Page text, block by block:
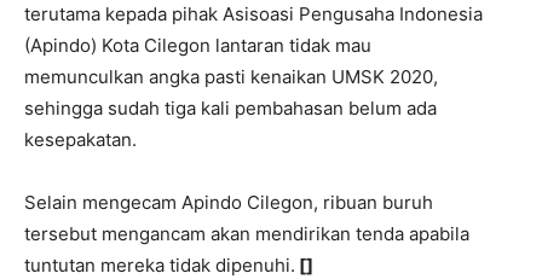
terutama kepada pihak Asisoasi Pengusaha Indonesia
(Apindo) Kota Cilegon lantaran tidak mau
memunculkan angka pasti kenaikan UMSK 2020,
sehingga sudah tiga kali pembahasan belum ada
kesepakatan.
Selain mengecam Apindo Cilegon, ribuan buruh
tersebut mengancam akan mendirikan tenda apabila
tuntutan mereka tidak dipenuhi. []